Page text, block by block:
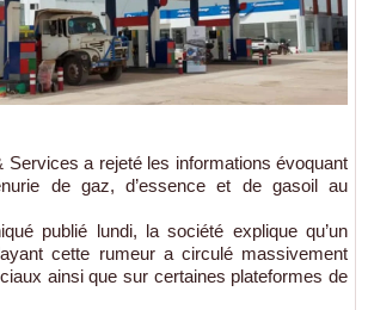
Services a rejeté les informations évoquant
de gaz, d’essence et de gasoil au
publié lundi, la société explique qu’un
cette rumeur a circulé massivement
ainsi que sur certaines plateformes de